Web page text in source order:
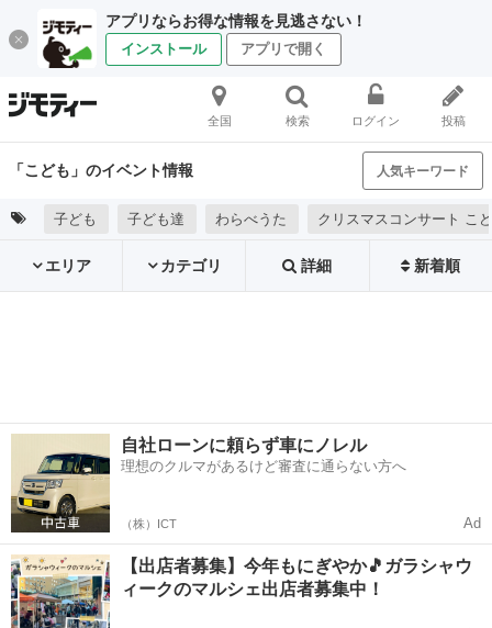
アプリならお得な情報を見逃さない！
インストール アプリで開く
全国 検索 ログイン 投稿
「こども」のイベント情報 人気キーワード
子ども 子ども達 わらべうた クリスマスコンサート こ
エリア カテゴリ 詳細 新着順
自社ローンに頼らず車にノレル
理想のクルマがあるけど審査に通らない方へ
（株）ICT Ad
【出店者募集】今年もにぎやか🎵ガラシャウ
ィークのマルシェ出店者募集中！